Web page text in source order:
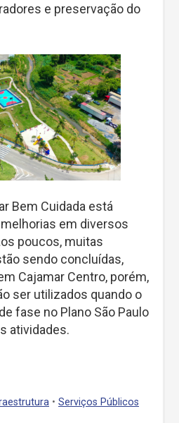
e preservação do
Bem Cuidada está
em diversos
poucos, muitas
sendo concluídas,
Cajamar Centro, porém,
ser utilizados quando o
fase no Plano São Paulo
atividades.
• Serviços Públicos